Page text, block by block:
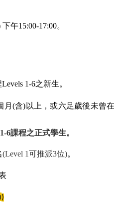
下午15:00-17:00。
1-6之新生。
月(含) 以上，或六足歲後未曾
6課程之正式學生。
(Level 1可推派3位)。
)